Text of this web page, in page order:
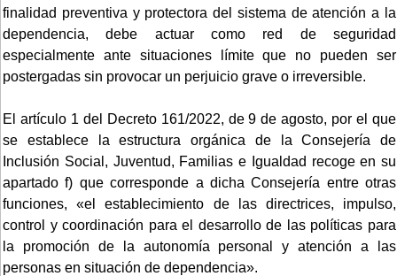
finalidad preventiva y protectora del sistema de atención a la
dependencia, debe actuar como red de seguridad
especialmente ante situaciones límite que no pueden ser
postergadas sin provocar un perjuicio grave o irreversible.
El artículo 1 del Decreto 161/2022, de 9 de agosto, por el que
se establece la estructura orgánica de la Consejería de
Inclusión Social, Juventud, Familias e Igualdad recoge en su
apartado f) que corresponde a dicha Consejería entre otras
funciones, «el establecimiento de las directrices, impulso,
control y coordinación para el desarrollo de las políticas para
la promoción de la autonomía personal y atención a las
personas en situación de dependencia».